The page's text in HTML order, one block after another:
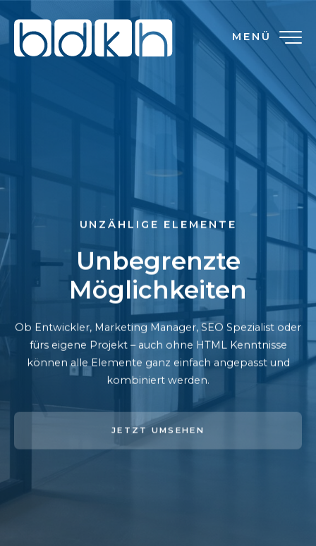
MENÜ
UNZÄHLIGE ELEMENTE
Unbegrenzte
Möglichkeiten
Ob Entwickler, Marketing Manager, SEO Spezialist oder
fürs eigene Projekt – auch ohne HTML Kenntnisse
können alle Elemente ganz einfach angepasst und
kombiniert werden.
JETZT UMSEHEN